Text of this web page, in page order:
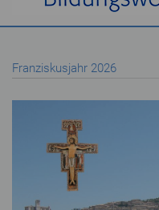
Franziskusjahr 2026